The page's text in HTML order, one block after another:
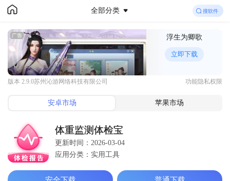
全部分类
浮生为卿歌
立即下载
版本 2.9.0苏州沁游网络科技有限公司 功能隐私权限
安卓市场 苹果市场
体重监测体检宝
更新时间：2026-03-04
应用分类：实用工具
百度手机助手
你想要的体重监测体检宝免费下载
下载